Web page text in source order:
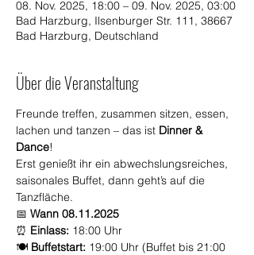
08. Nov. 2025, 18:00 – 09. Nov. 2025, 03:00
Bad Harzburg, Ilsenburger Str. 111, 38667
Bad Harzburg, Deutschland
Über die Veranstaltung
Freunde treffen, zusammen sitzen, essen,
lachen und tanzen – das ist Dinner &
Dance!
Erst genießt ihr ein abwechslungsreiches,
saisonales Buffet, dann geht’s auf die
Tanzfläche.
📅 Wann 08.11.2025
⏰ Einlass: 18:00 Uhr
🍽️ Buffetstart: 19:00 Uhr (Buffet bis 21:00